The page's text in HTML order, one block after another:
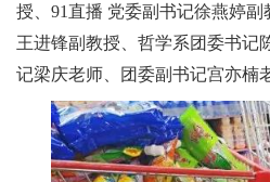
授、91直播 党委副书记徐燕婷
王进锋副教授、哲学系团委书记
记梁庆老师、团委副书记宫亦楠